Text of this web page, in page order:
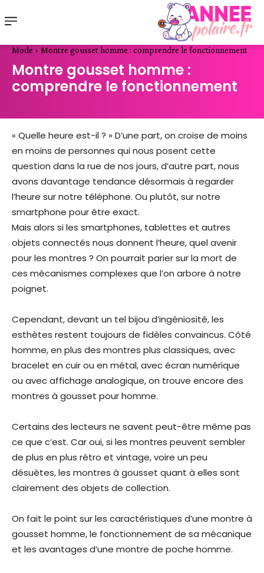
Mode Montre gousset homme : comprendre le fonctionnement
Montre gousset homme :
comprendre le fonctionnement
« Quelle heure est-il ? » D’une part, on croise de moins
en moins de personnes qui nous posent cette
question dans la rue de nos jours, d’autre part, nous
avons davantage tendance désormais à regarder
l’heure sur notre téléphone. Ou plutôt, sur notre
smartphone pour être exact.
Mais alors si les smartphones, tablettes et autres
objets connectés nous donnent l’heure, quel avenir
pour les montres ? On pourrait parier sur la mort de
ces mécanismes complexes que l’on arbore à notre
poignet.
Cependant, devant un tel bijou d’ingéniosité, les
esthètes restent toujours de fidèles convaincus. Côté
homme, en plus des montres plus classiques, avec
bracelet en cuir ou en métal, avec écran numérique
ou avec affichage analogique, on trouve encore des
montres à gousset pour homme.
Certains des lecteurs ne savent peut-être même pas
ce que c’est. Car oui, si les montres peuvent sembler
de plus en plus rétro et vintage, voire un peu
désuètes, les montres à gousset quant à elles sont
clairement des objets de collection.
On fait le point sur les caractéristiques d’une montre à
gousset homme, le fonctionnement de sa mécanique
et les avantages d’une montre de poche homme.